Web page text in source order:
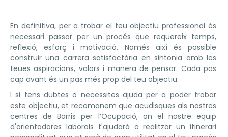
En definitiva, per a trobar el teu objectiu professional és
necessari passar per un procés que requereix temps,
reflexió, esforç i motivació. Només així és possible
construir una carrera satisfactòria en sintonia amb les
teues aspiracions, valors i manera de pensar. Cada pas
cap avant és un pas més prop del teu objectiu.
I si tens dubtes o necessites ajuda per a poder trobar
este objectiu, et recomanem que acudisques als nostres
centres de Barris per l’Ocupació, on el nostre equip
d'orientadores laborals t'ajudarà a realitzar un itinerari